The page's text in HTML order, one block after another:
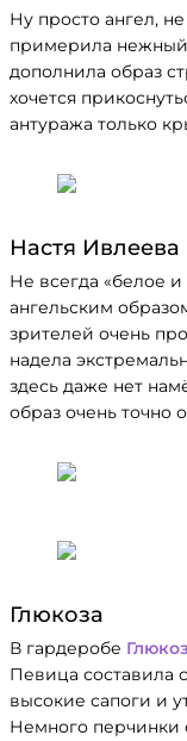
Ну просто ангел,
примерила
дополнила образ
хочется
антуража только
Настя Ивлеева
Не всегда «белое
ангельским
зрителей очень
надела
здесь даже нет
образ очень точно
Глюкоза
В гардеробе
Певица составила
высокие сапоги и
Немного перчинки